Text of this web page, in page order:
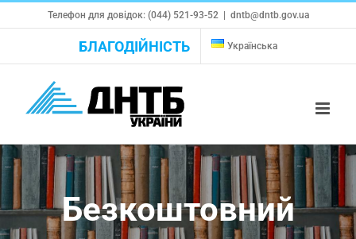
to
Телефон для довідок: (044) 521-93-52 dntb@dntb.gov.ua
БЛАГОДІЙНІСТЬ Українська
Безкоштовний